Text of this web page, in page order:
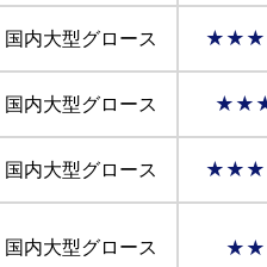
国内大型グロース
国内大型グロース
国内大型グロース
国内大型グロース ★★